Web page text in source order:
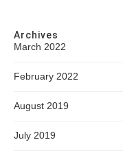
Archives
March 2022
February 2022
August 2019
July 2019